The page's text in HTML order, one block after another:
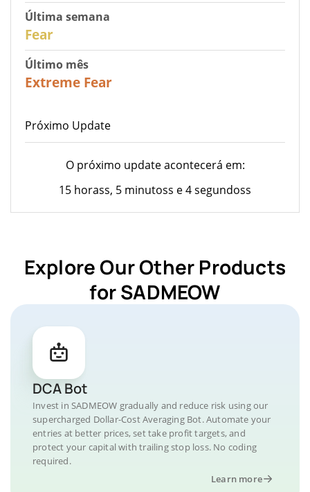
Última semana
Fear
Último mês
Extreme Fear
Próximo Update
O próximo update acontecerá em:
15 horass, 5 minutoss e 4 segundoss
Explore Our Other Products
for SADMEOW
DCA Bot
Invest in SADMEOW gradually and reduce risk using our
supercharged Dollar-Cost Averaging Bot. Automate your
entries at better prices, set take profit targets, and
protect your capital with trailing stop loss. No coding
required.
Learn more